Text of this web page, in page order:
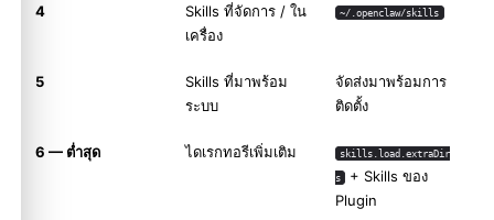
4
Skills ที่จัดการ / ใน
เครื่อง
~/.openclaw/skills
5
Skills ที่มาพร้อม
ระบบ
จัดส่งมาพร้อมการ
ติดตั้ง
6 — ต่ำสุด ไดเรกทอรีเพิ่มเติม skills.load.extraDir
s
+ Skills ของ
Plugin